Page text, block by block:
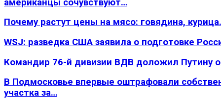
американцы сочувствуют…
Почему растут цены на мясо: говядина,
WSJ: разведка США заявила о подготовке
Командир 76-й дивизии ВДВ доложил Путину
В Подмосковье впервые оштрафовали
участка за…